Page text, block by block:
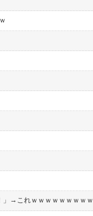
」→これｗｗｗｗｗｗｗｗｗ